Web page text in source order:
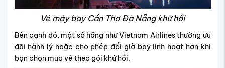
Vé máy bay Cần Thơ Đà Nẵng khứ hồi
Bên cạnh đó, một số hãng như Vietnam Airlines thường ưu
đãi hành lý hoặc cho phép đổi giờ bay linh hoạt hơn khi
bạn chọn mua vé theo gói khứ hồi.